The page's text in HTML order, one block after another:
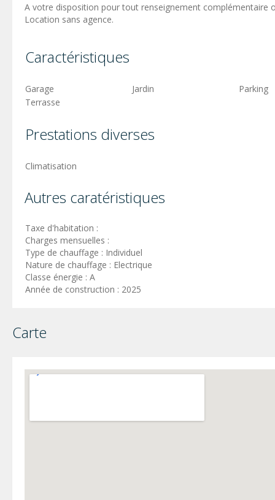
A votre disposition pour tout renseignement complémentaire
Location sans agence.
Caractéristiques
Garage Jardin
Parking
Terrasse
Prestations diverses
Climatisation
Autres caratéristiques
Taxe d'habitation :
Charges mensuelles :
Type de chauffage : Individuel
Nature de chauffage : Electrique
Classe énergie : A
Année de construction : 2025
Carte